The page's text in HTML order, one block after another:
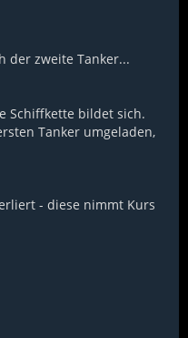
der zweite Tanker...
Schiffkette bildet sich.
Tanker umgeladen,
- diese nimmt Kurs